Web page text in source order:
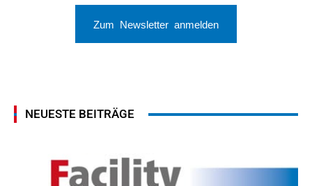
Zum Newsletter anmelden
NEUESTE BEITRÄGE